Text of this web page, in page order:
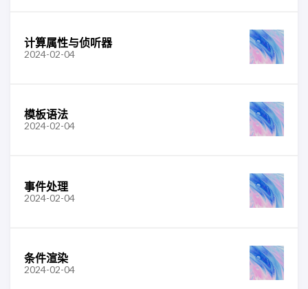
计算属性与侦听器
2024-02-04
模板语法
2024-02-04
事件处理
2024-02-04
条件渲染
2024-02-04